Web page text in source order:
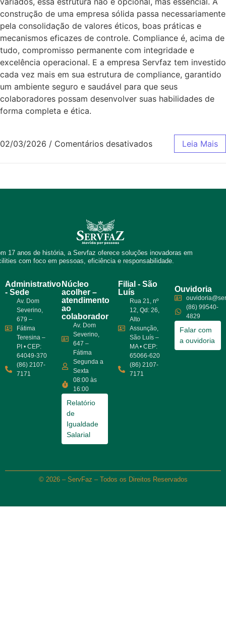
construção de uma empresa sólida passa necessariamente
pela consolidação de valores éticos, boas práticas e
mecanismos eficazes de controle. Compliance é, acima de
tudo, compromisso permanente com integridade e
excelência operacional. E a empresa Servfaz tem investido
cada vez mais em sua estrutura de compliance, garantido
um ambiente seguro e saudável para que seus
colaboradores possam desenvolver suas habilidades de
forma completa e ética.
02/03/2026 / Comentários desativados Leia Mais
17 anos de história, a Servfaz oferece soluções inovadoras em
com foco em pessoas, eficiência e responsabilidade.
Administrativo
- Sede
Av. Dom
Severino,
679 –
Fátima
Teresina –
PI • CEP:
64049-370
(86) 2107-
7171
Núcleo
acolher –
atendimento
ao
colaborador
Av. Dom
Severino,
647 –
Fátima
Segunda a
Sexta
08:00 às
16:00
Relatório
de
Igualdade
Salarial
Filial - São
Luís
Rua 21, nº
12, Qd: 26,
Alto
Assunção,
São Luís –
MA • CEP:
65066-620
(86) 2107-
7171
Ouvidoria
(86) 99540-
4829
Falar com
a ouvidoria
© 2026 – ServFaz – Todos os Direitos Reservados